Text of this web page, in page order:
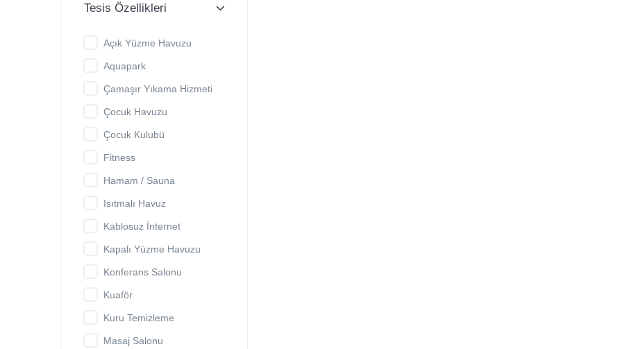
Tesis Özellikleri
Açık Yüzme Havuzu
Aquapark
Çamaşır Yıkama Hizmeti
Çocuk Havuzu
Çocuk Kulubü
Fitness
Hamam / Sauna
Isıtmalı Havuz
Kablosuz İnternet
Kapalı Yüzme Havuzu
Konferans Salonu
Kuaför
Kuru Temizleme
Masaj Salonu